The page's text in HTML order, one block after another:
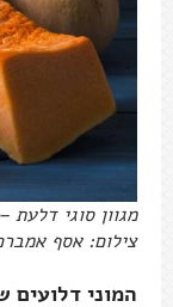
מגוון סוגי
צילום: אסף
המוני